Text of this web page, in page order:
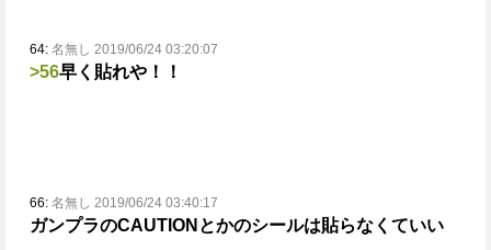
64: 名無し 2019/06/24 03:20:07
>56早く貼れや！！
66: 名無し 2019/06/24 03:40:17
ガンプラのCAUTIONとかのシールは貼らなくていい